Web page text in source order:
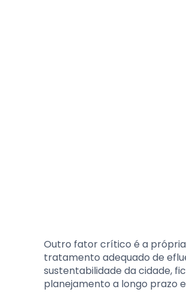
Outro fator crítico é a
tratamento adequado de
sustentabilidade da cidade,
planejamento a longo prazo